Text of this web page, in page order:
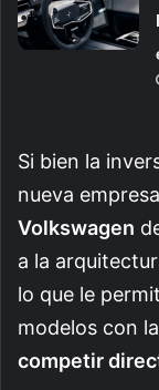
Si bien la
nueva
Volkswagen
a la
lo que le
modelos con
competir